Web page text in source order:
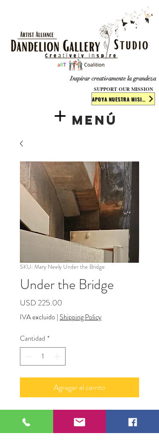
​​​Inspirar creativamente la grandeza
Menú
SUPPORT OUR MISSION
SKU: Mary Neely Under the Bridge
Under the Bridge
USD 225.00
IVA excluido | Shipping Policy
Cantidad *
Agregar al carrito
Photograph Under the
Bridge 20" x 24"